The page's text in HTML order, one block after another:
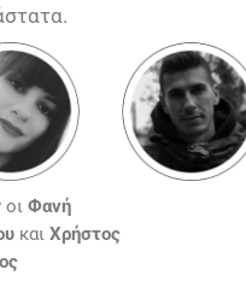
οι Φανή
και Χρήστος